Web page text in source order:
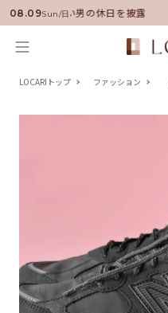
08.09Sun/日
に就任！いい男の休日を披露
LOCARIトップ ファッション